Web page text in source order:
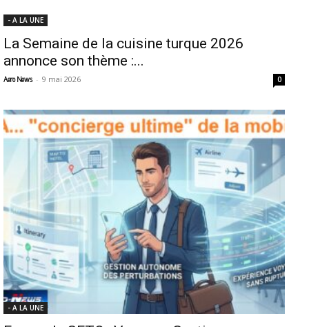
- A LA UNE
La Semaine de la cuisine turque 2026
annonce son thème :...
Aero News - 9 mai 2026 0
- A LA UNE